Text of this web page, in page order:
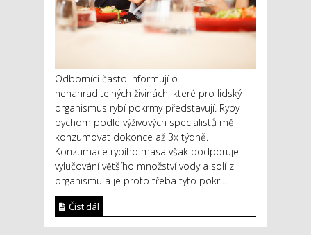
Odborníci často informují o
nenahraditelných živinách, které pro lidský
organismus rybí pokrmy představují. Ryby
bychom podle výživových specialistů měli
konzumovat dokonce až 3x týdně.
Konzumace rybího masa však podporuje
vylučování většího množství vody a solí z
organismu a je proto třeba tyto pokr...
Číst dál